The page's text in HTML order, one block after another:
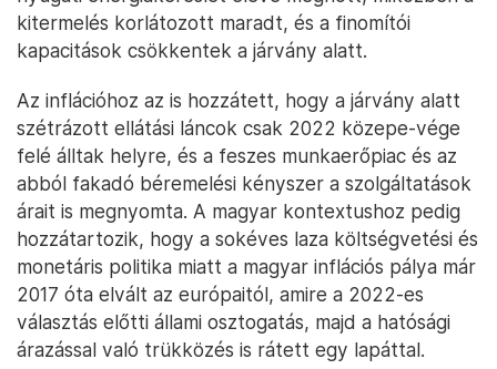
kitermelés korlátozott maradt, és a finomítói
kapacitások csökkentek a járvány alatt.
Az inflációhoz az is hozzátett, hogy a járvány alatt
szétrázott ellátási láncok csak 2022 közepe-vége
felé álltak helyre, és a feszes munkaerőpiac és az
abból fakadó béremelési kényszer a szolgáltatások
árait is megnyomta. A magyar kontextushoz pedig
hozzátartozik, hogy a sokéves laza költségvetési és
monetáris politika miatt a magyar inflációs pálya már
2017 óta elvált az európaitól, amire a 2022-es
választás előtti állami osztogatás, majd a hatósági
árazással való trükközés is rátett egy lapáttal.